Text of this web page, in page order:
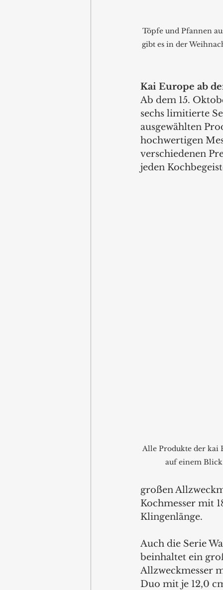
Töpfe und Pfannen
gibt es in der
Kai Europe ab
Ab dem 15.
sechs limitierte
ausgewählten
hochwertigen
verschiedenen
jeden
Alle Produkte der kai
auf einem Blick
großen
Kochmesser mit
Klingenlänge.
Auch die Serie
beinhaltet ein
Allzweckmesser
Duo mit je 12,0